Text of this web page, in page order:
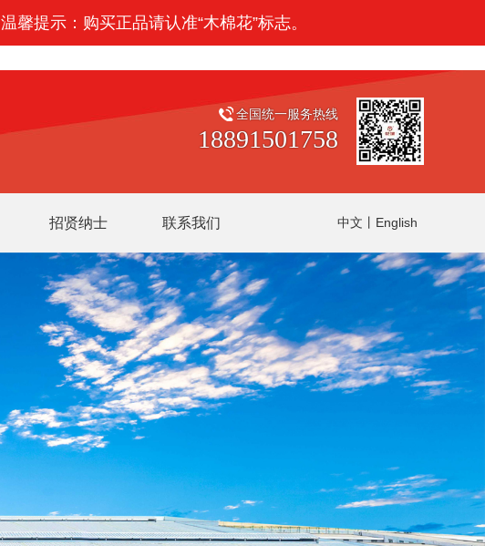
温馨提示：购买正品请认准“木棉花”标志。
全国统一服务热线
18891501758
招贤纳士 联系我们 中文 English